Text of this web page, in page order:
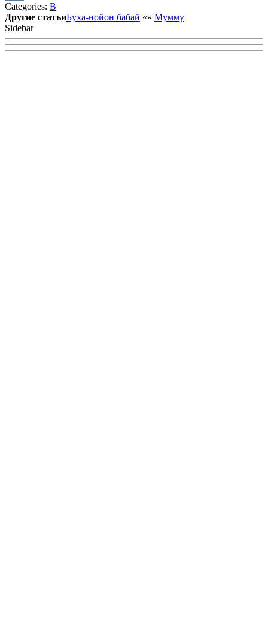
VK
Categories: В
Другие статьиБуха-нойон бабай «» Мумму
Sidebar